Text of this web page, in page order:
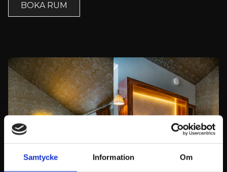
Samtycke Information Om
BOKA RUM